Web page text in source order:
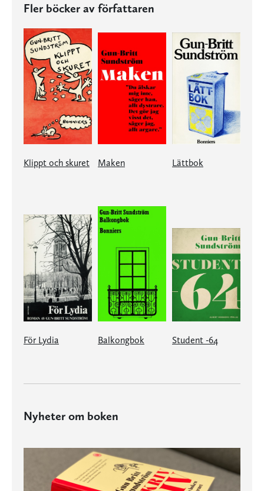
Fler böcker av författaren
Klippt och skuret Maken Lättbok
För Lydia Balkongbok Student -64
Nyheter om boken